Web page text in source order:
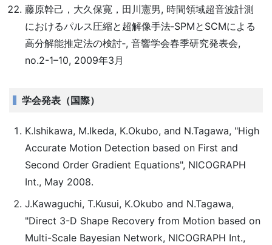
藤原幹己，大久保寛，田川憲男, 時間領域超音波計測
におけるパルス圧縮と超解像手法‐SPMとSCMによる
高分解能推定法の検討‐, 音響学会春季研究発表会,
no.2-1–10, 2009年3月
学会発表（国際）
K.Ishikawa, M.Ikeda, K.Okubo, and N.Tagawa, "High
Accurate Motion Detection based on First and
Second Order Gradient Equations", NICOGRAPH
Int., May 2008.
J.Kawaguchi, T.Kusui, K.Okubo and N.Tagawa,
"Direct 3-D Shape Recovery from Motion based on
Multi-Scale Bayesian Network, NICOGRAPH Int.,